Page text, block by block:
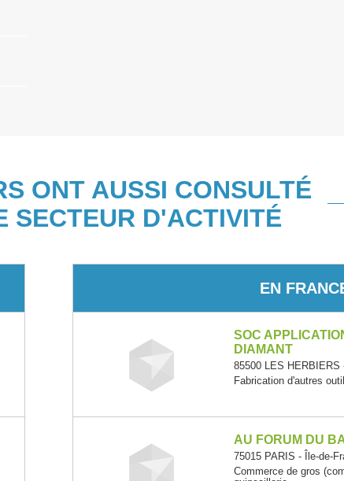
ONT AUSSI CONSULTÉ
SECTEUR D'ACTIVITÉ
EN
SOC
DIAMANT
85500 LES
Fabrication d'autres
AU FORUM DU
75015 PARIS - Île-de-
Commerce de gros